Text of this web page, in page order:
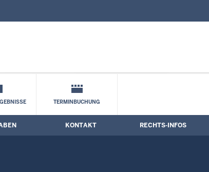
Kontaktformular
TERMINBUCHUNG
KONTAKT RECHTS-INFOS